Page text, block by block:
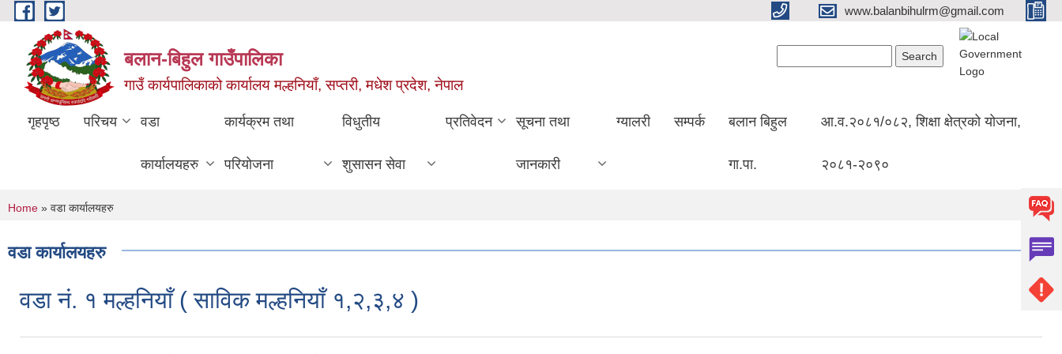
Skip to main content www.balanbihulrm@gmail.com
बलान-बिहुल गाउँपालिका
गाउँ कार्यपालिकाको कार्यालय मल्हनियाँ, सप्तरी, मधेश प्रदेश, नेपाल
गृहपृष्ठ परिचय वडा
कार्यालयहरु
कार्यक्रम तथा
परियोजना
विधुतीय
शुसासन सेवा
प्रतिवेदन सूचना तथा
जानकारी
ग्यालरी सम्पर्क बलान बिहुल
गा.पा.
आ.व.२०८१/०८२, शिक्षा क्षेत्रको योजना,
२०८१-२०९०
You are here
Home » वडा कार्यालयहरु
वडा कार्यालयहरु
वडा नं. १ मल्हनियाँ ( साविक मल्हनियाँ १,२,३,४ )